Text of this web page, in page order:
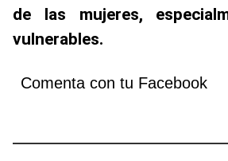
de las mujeres,
vulnerables.
Comenta con tu Facebook